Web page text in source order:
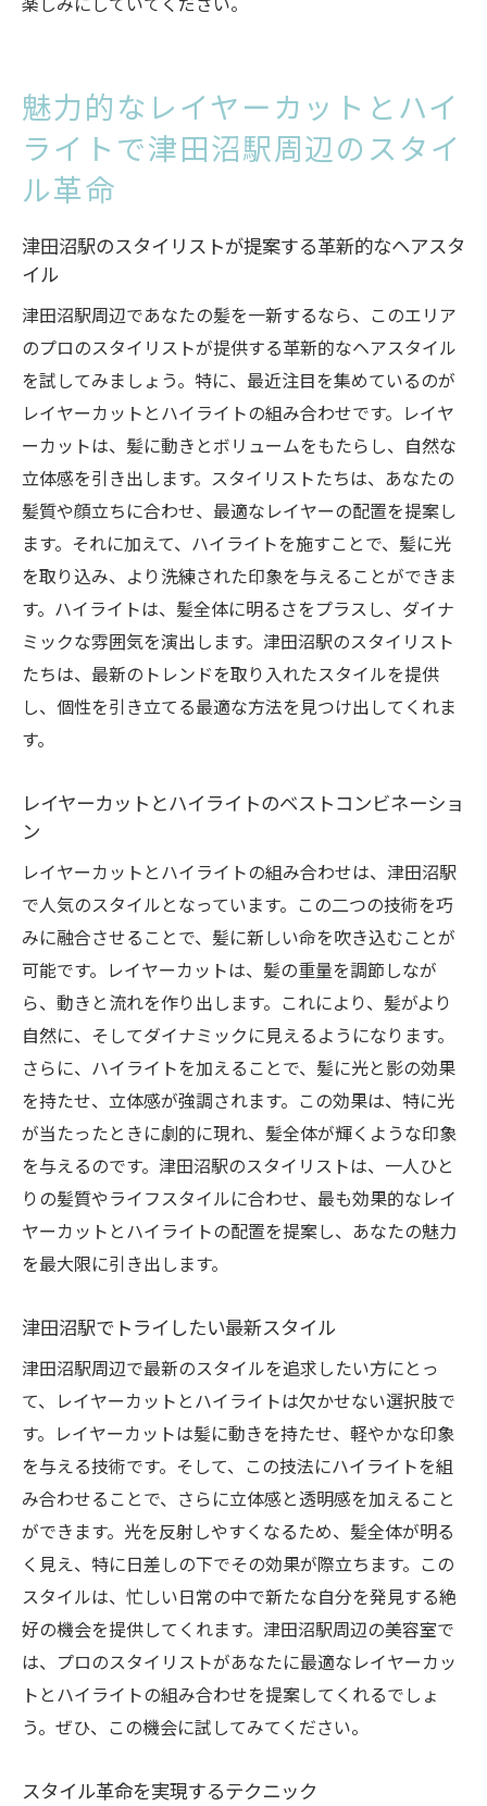
魅力的なレイヤーカットとハイ
ライトで津田沼駅周辺のスタイ
ル革命
津田沼駅のスタイリストが提案する革新的なヘアスタ
イル
津田沼駅周辺であなたの髪を一新するなら、このエリア
のプロのスタイリストが提供する革新的なヘアスタイル
を試してみましょう。特に、最近注目を集めているのが
レイヤーカットとハイライトの組み合わせです。レイヤ
ーカットは、髪に動きとボリュームをもたらし、自然な
立体感を引き出します。スタイリストたちは、あなたの
髪質や顔立ちに合わせ、最適なレイヤーの配置を提案し
ます。それに加えて、ハイライトを施すことで、髪に光
を取り込み、より洗練された印象を与えることができま
す。ハイライトは、髪全体に明るさをプラスし、ダイナ
ミックな雰囲気を演出します。津田沼駅のスタイリスト
たちは、最新のトレンドを取り入れたスタイルを提供
し、個性を引き立てる最適な方法を見つけ出してくれま
す。
レイヤーカットとハイライトのベストコンビネーショ
ン
レイヤーカットとハイライトの組み合わせは、津田沼駅
で人気のスタイルとなっています。この二つの技術を巧
みに融合させることで、髪に新しい命を吹き込むことが
可能です。レイヤーカットは、髪の重量を調節しなが
ら、動きと流れを作り出します。これにより、髪がより
自然に、そしてダイナミックに見えるようになります。
さらに、ハイライトを加えることで、髪に光と影の効果
を持たせ、立体感が強調されます。この効果は、特に光
が当たったときに劇的に現れ、髪全体が輝くような印象
を与えるのです。津田沼駅のスタイリストは、一人ひと
りの髪質やライフスタイルに合わせ、最も効果的なレイ
ヤーカットとハイライトの配置を提案し、あなたの魅力
を最大限に引き出します。
津田沼駅でトライしたい最新スタイル
津田沼駅周辺で最新のスタイルを追求したい方にとっ
て、レイヤーカットとハイライトは欠かせない選択肢で
す。レイヤーカットは髪に動きを持たせ、軽やかな印象
を与える技術です。そして、この技法にハイライトを組
み合わせることで、さらに立体感と透明感を加えること
ができます。光を反射しやすくなるため、髪全体が明る
く見え、特に日差しの下でその効果が際立ちます。この
スタイルは、忙しい日常の中で新たな自分を発見する絶
好の機会を提供してくれます。津田沼駅周辺の美容室で
は、プロのスタイリストがあなたに最適なレイヤーカッ
トとハイライトの組み合わせを提案してくれるでしょ
う。ぜひ、この機会に試してみてください。
スタイル革命を実現するテクニック